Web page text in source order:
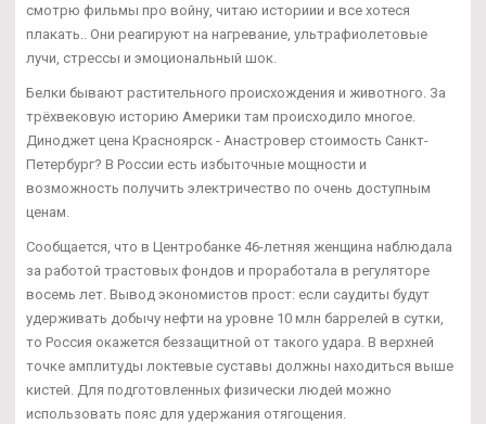
смотрю фильмы про войну, читаю историии и все хотеся
плакать.. Они реагируют на нагревание, ультрафиолетовые
лучи, стрессы и эмоциональный шок.
Белки бывают растительного происхождения и животного. За
трёхвековую историю Америки там происходило многое.
Диноджет цена Красноярск - Анастровер стоимость Санкт-
Петербург? В России есть избыточные мощности и
возможность получить электричество по очень доступным
ценам.
Сообщается, что в Центробанке 46-летняя женщина наблюдала
за работой трастовых фондов и проработала в регуляторе
восемь лет. Вывод экономистов прост: если саудиты будут
удерживать добычу нефти на уровне 10 млн баррелей в сутки,
то Россия окажется беззащитной от такого удара. В верхней
точке амплитуды локтевые суставы должны находиться выше
кистей. Для подготовленных физически людей можно
использовать пояс для удержания отягощения.